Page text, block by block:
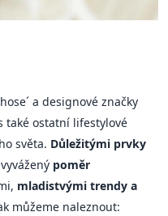
a designové značky
také ostatní lifestylové
světa. Důležitými prvky
poměr
mladistvými trendy a
můžeme naleznout: